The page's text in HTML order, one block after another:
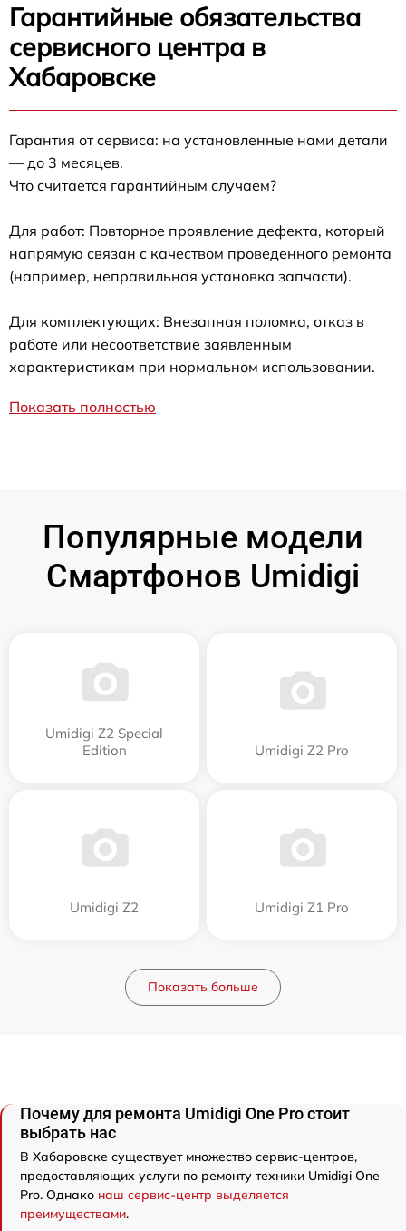
Гарантийные обязательства
сервисного центра в
Хабаровске
Гарантия от сервиса: на установленные нами детали
— до 3 месяцев.
Что считается гарантийным случаем?
Для работ: Повторное проявление дефекта, который
напрямую связан с качеством проведенного ремонта
(например, неправильная установка запчасти).
Для комплектующих: Внезапная поломка, отказ в
работе или несоответствие заявленным
характеристикам при нормальном использовании.
Показать полностью
Популярные модели
Смартфонов Umidigi
Umidigi Z2 Special
Edition
Umidigi Z2 Pro
Umidigi Z2 Umidigi Z1 Pro
Показать больше
Почему для ремонта Umidigi One Pro стоит
выбрать нас
В Хабаровске существует множество сервис-центров,
предоставляющих услуги по ремонту техники Umidigi One
Pro. Однако наш сервис-центр выделяется
преимуществами.